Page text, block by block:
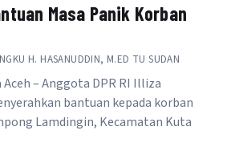
Masa Panik Korban
H. HASANUDDIN, M.ED TU SUDAN
– Anggota DPR RI Illiza
bantuan kepada korban
Lamdingin, Kecamatan Kuta